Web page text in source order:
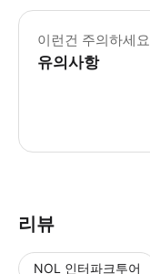
이런건 주의하세요
유의사항
리뷰
NOL 인터파크투어